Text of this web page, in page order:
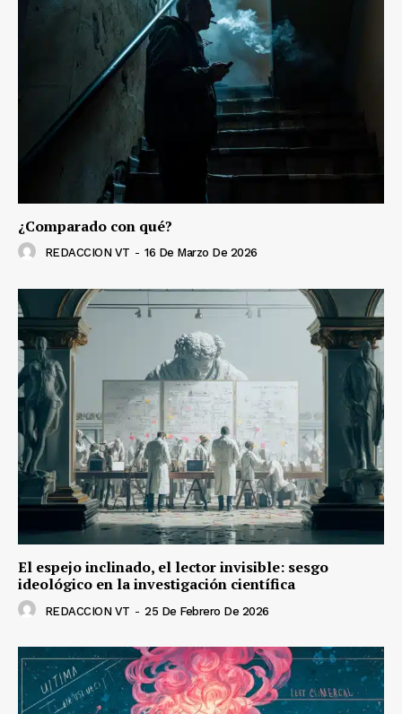
¿Comparado con qué?
REDACCION VT - 16 De Marzo De 2026
El espejo inclinado, el lector invisible: sesgo
ideológico en la investigación científica
REDACCION VT - 25 De Febrero De 2026